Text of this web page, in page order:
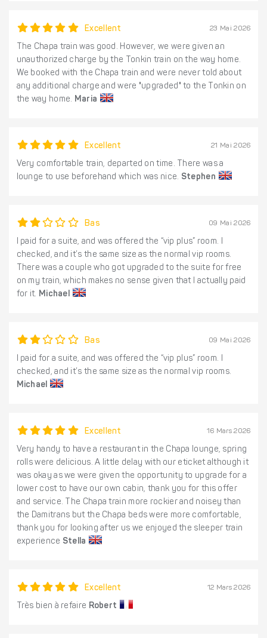
Excellent 23 Mai 2026
The Chapa train was good. However, we were given an
unauthorized charge by the Tonkin train on the way home.
We booked with the Chapa train and were never told about
any additional charge and were "upgraded" to the Tonkin on
the way home. Maria
Excellent 21 Mai 2026
Very comfortable train, departed on time. There was a
lounge to use beforehand which was nice. Stephen
Bas 09 Mai 2026
I paid for a suite, and was offered the “vip plus” room. I
checked, and it’s the same size as the normal vip rooms.
There was a couple who got upgraded to the suite for free
on my train, which makes no sense given that I actually paid
for it. Michael
Bas 09 Mai 2026
I paid for a suite, and was offered the “vip plus” room. I
checked, and it’s the same size as the normal vip rooms.
Michael
Excellent 16 Mars 2026
Very handy to have a restaurant in the Chapa lounge, spring
rolls were delicious. A little delay with our eticket although it
was okay as we were given the opportunity to upgrade for a
lower cost to have our own cabin, thank you for this offer
and service. The Chapa train more rockier and noisey than
the Damitrans but the Chapa beds were more comfortable,
thank you for looking after us we enjoyed the sleeper train
experience Stella
Excellent 12 Mars 2026
Très bien à refaire Robert